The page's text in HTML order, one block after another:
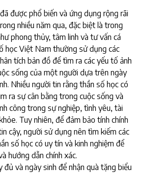
được phổ biến và ứng dụng rộng rãi
nhiều năm qua, đặc biệt là trong
phong thủy, tâm linh và tư vấn cá
học Việt Nam thường sử dụng các
tích bản đồ để tìm ra các yếu tố ảnh
sống của một người dựa trên ngày
Nhiều người tin rằng thần số học có
ra sự cân bằng trong cuộc sống và
công trong sự nghiệp, tình yêu, tài
Tuy nhiên, để đảm bảo tính chính
cậy, người sử dụng nên tìm kiếm các
số học có uy tín và kinh nghiệm để
hướng dẫn chính xác.
đủ và ngày sinh để nhận quà tặng biểu